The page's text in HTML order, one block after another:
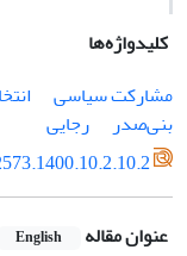
کلیدواژه‌ها
مشارکت سیاسی
بنی‌صدر
رجایی
عنوان مقاله English